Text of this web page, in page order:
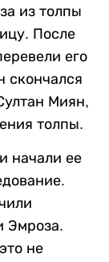
из толпы
После
его
скончался
Миян,
толпы.
начали ее
Эмроза.
не